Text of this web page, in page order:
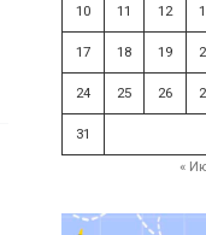
10 11 12
17 18 19
24 25 26
31
«